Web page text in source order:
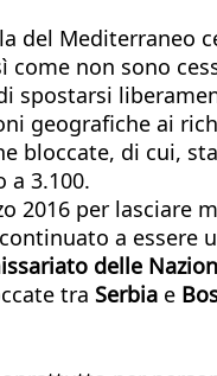
del Mediterraneo
come non sono
spostarsi
geografiche ai
bloccate, di cui,
a 3.100.
2016 per lasciare
a essere
delle
tra Serbia e